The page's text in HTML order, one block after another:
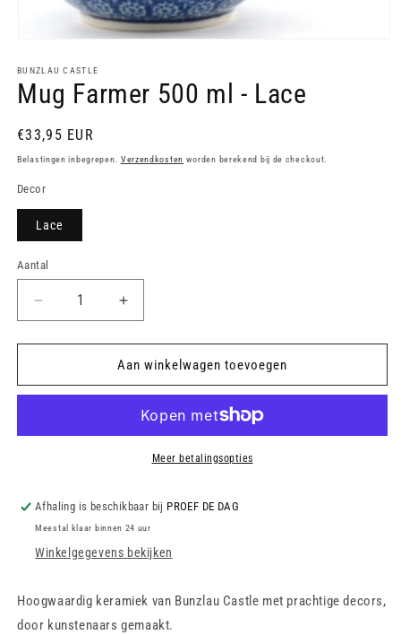
openen
in
modaal
BUNZLAU CASTLE
Mug Farmer 500 ml - Lace
Normale
prijs
€33,95 EUR
Belastingen inbegrepen. Verzendkosten worden berekend bij de checkout.
Decor
Lace
Aantal
Aantal
verlagen
voor
Farmer
-
Aantal
verhogen
voor
Mug
Farmer
-
Lace
Aan winkelwagen toevoegen
Meer betalingsopties
Afhaling is beschikbaar bij PROEF DE DAG
Meestal klaar binnen 24 uur
Winkelgegevens bekijken
Hoogwaardig keramiek van Bunzlau Castle met prachtige decors,
door kunstenaars gemaakt.